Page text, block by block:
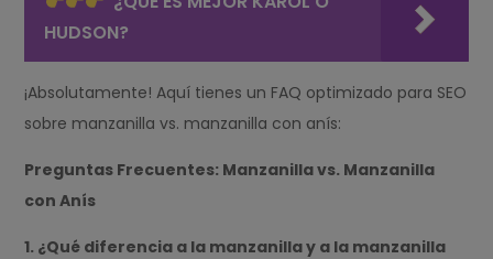
HUDSON?
¡Absolutamente! Aquí tienes un FAQ optimizado para SEO
sobre manzanilla vs. manzanilla con anís:
Preguntas Frecuentes: Manzanilla vs. Manzanilla
con Anís
1. ¿Qué diferencia a la manzanilla y a la manzanilla